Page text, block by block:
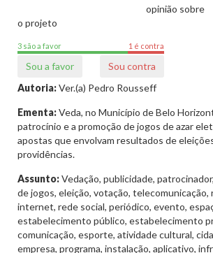
opinião sobre
o projeto
3 são a favor 1 é contra
Sou a favor
Sou contra
Autoria:Ver.(a) Pedro Rousseff
Ementa:Veda, no Município de Belo
patrocínio e a promoção de jogos de azar
apostas que envolvam resultados de
providências.
Assunto:Vedação, publicidade,
de jogos, eleição, votação, telecomunicação,
internet, rede social, periódico, evento,
estabelecimento público, estabelecimento
comunicação, esporte, atividade cultural,
empresa, programa, instalação, aplicativo,